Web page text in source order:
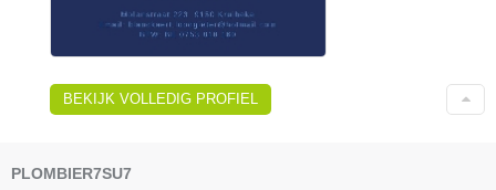
BEKIJK VOLLEDIG PROFIEL
PLOMBIER7SU7